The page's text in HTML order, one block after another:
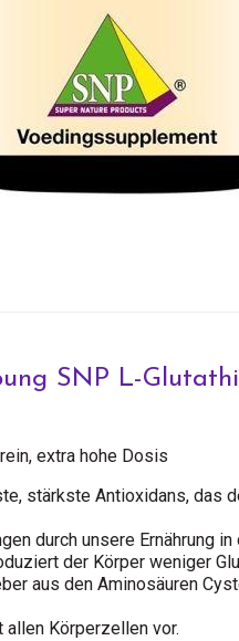
SNP L-
extra hohe Dosis
stärkste Antioxidans, das
durch unsere Ernährung in
der Körper weniger
aus den Aminosäuren
allen Körperzellen vor.